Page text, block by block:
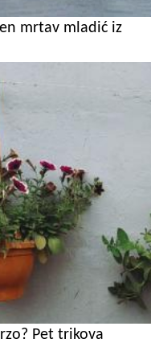
mrtav mladić iz
Pet trikova